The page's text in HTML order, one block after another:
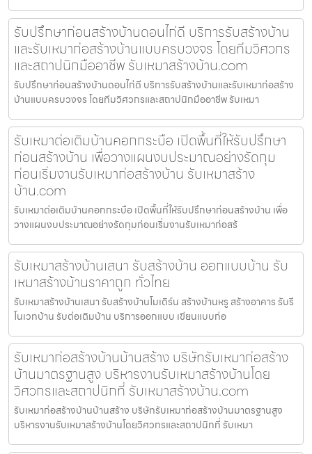
รับปรึกษาก่อนสร้างบ้านดอนไก่ดี บริการรับสร้างบ้าน
และรับเหมาก่อสร้างบ้านแบบครบวงจร โดยทีมวิศวกร
และสถาปนิกมืออาชีพ รับเหมาสร้างบ้าน.com
รับปรึกษาก่อนสร้างบ้านดอนไก่ดี บริการรับสร้างบ้านและรับเหมาก่อสร้าง
บ้านแบบครบวงจร โดยทีมวิศวกรและสถาปนิกมืออาชีพ รับเหมา
รับเหมาต่อเติมบ้านคอกกระบือ เปิดพื้นที่ให้รับปรึกษา
ก่อนสร้างบ้าน เพื่อวางแผนงบประมาณอย่างรัดกุม
ก่อนเริ่มงานรับเหมาก่อสร้างบ้าน รับเหมาสร้าง
บ้าน.com
รับเหมาต่อเติมบ้านคอกกระบือ เปิดพื้นที่ให้รับปรึกษาก่อนสร้างบ้าน เพื่อ
วางแผนงบประมาณอย่างรัดกุมก่อนเริ่มงานรับเหมาก่อสร้
รับเหมาสร้างบ้านเสนา รับสร้างบ้าน ออกแบบบ้าน รับ
เหมาสร้างบ้านราคาถูก ทั่วไทย
รับเหมาสร้างบ้านเสนา รับสร้างบ้านโมเดิร์น สร้างบ้านหรู สร้างอาคาร รับรี
โนเวทบ้าน รับต่อเติมบ้าน บริการออกแบบ เขียนแบบก่อ
รับเหมาก่อสร้างบ้านบ้านสร้าง บริษัทรับเหมาก่อสร้าง
บ้านมาตรฐานสูง บริหารงานรับเหมาสร้างบ้านโดย
วิศวกรและสถาปนิกที่ รับเหมาสร้างบ้าน.com
รับเหมาก่อสร้างบ้านบ้านสร้าง บริษัทรับเหมาก่อสร้างบ้านมาตรฐานสูง
บริหารงานรับเหมาสร้างบ้านโดยวิศวกรและสถาปนิกที่ รับเหมา